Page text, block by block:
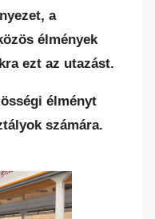
a
élmények
ezt az utazást.
élményt
számára.